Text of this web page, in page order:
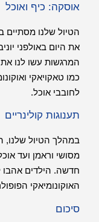
אוסקה: כיף ואוכל
הטיול שלנו מסתיים
את היום באולפני
המרגשות עשו לנו
כמו טאקויאקי
לחובבי אוכל.
תענוגות קולינריים
במהלך הטיול שלנו,
מסושי וראמן ועד
חדשה. הילדים אהבו
האוקונומיאקי
סיכום